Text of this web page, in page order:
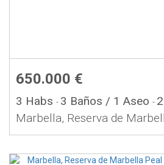
650.000 €
3 Habs - 3 Baños / 1 Aseo -
Marbella, Reserva de